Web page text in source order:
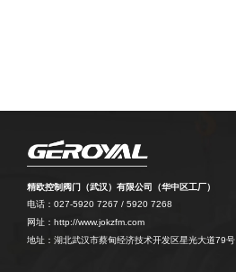
精欧控制阀门（武汉）有限公司（华中区工厂）
电话：027-5920 7267 / 5920 7268
网址：http://www.jokzfm.com
地址：湖北武汉市蔡甸经济技术开发区星光大道79号